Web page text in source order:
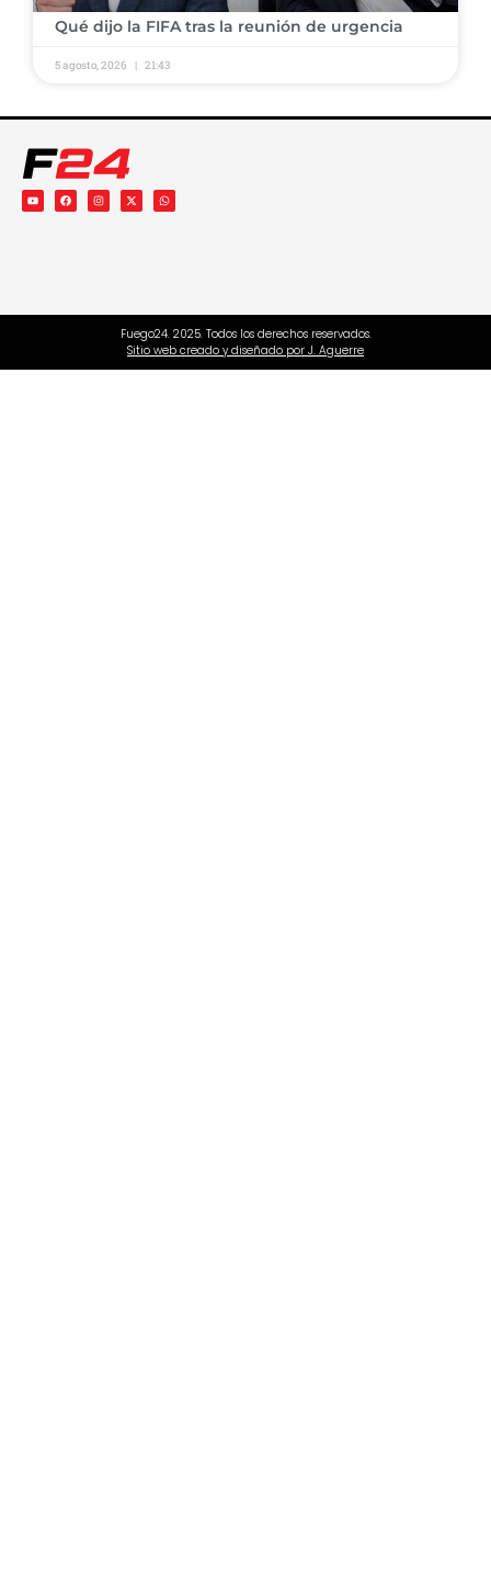
​Qué dijo la FIFA tras la reunión de urgencia
5 agosto, 2026 21:43
Fuego24. 2025. Todos los derechos reservados.
Sitio web creado y diseñado por J. Aguerre